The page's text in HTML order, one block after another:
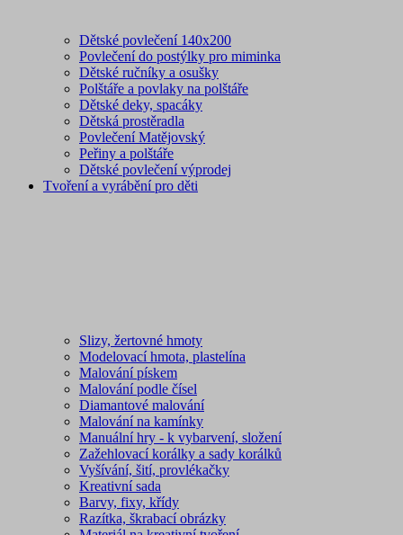
Dětské povlečení 140x200
Povlečení do postýlky pro miminka
Dětské ručníky a osušky
Polštáře a povlaky na polštáře
Dětské deky, spacáky
Dětská prostěradla
Povlečení Matějovský
Peřiny a polštáře
Dětské povlečení výprodej
Tvoření a vyrábění pro děti
Slizy, žertovné hmoty
Modelovací hmota, plastelína
Malování pískem
Malování podle čísel
Diamantové malování
Malování na kamínky
Manuální hry - k vybarvení, složení
Zažehlovací korálky a sady korálků
Vyšívání, šití, provlékačky
Kreativní sada
Barvy, fixy, křídy
Razítka, škrabací obrázky